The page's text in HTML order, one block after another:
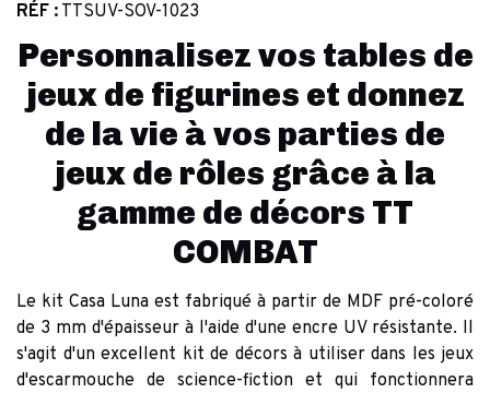
RÉF : TTSUV-SOV-1023
Personnalisez vos tables de
jeux de figurines et donnez
de la vie à vos parties de
jeux de rôles grâce à la
gamme de décors TT
COMBAT
Le kit Casa Luna est fabriqué à partir de MDF pré-coloré
de 3 mm d'épaisseur à l'aide d'une encre UV résistante. Il
s'agit d'un excellent kit de décors à utiliser dans les jeux
d'escarmouche de science-fiction et qui fonctionnera